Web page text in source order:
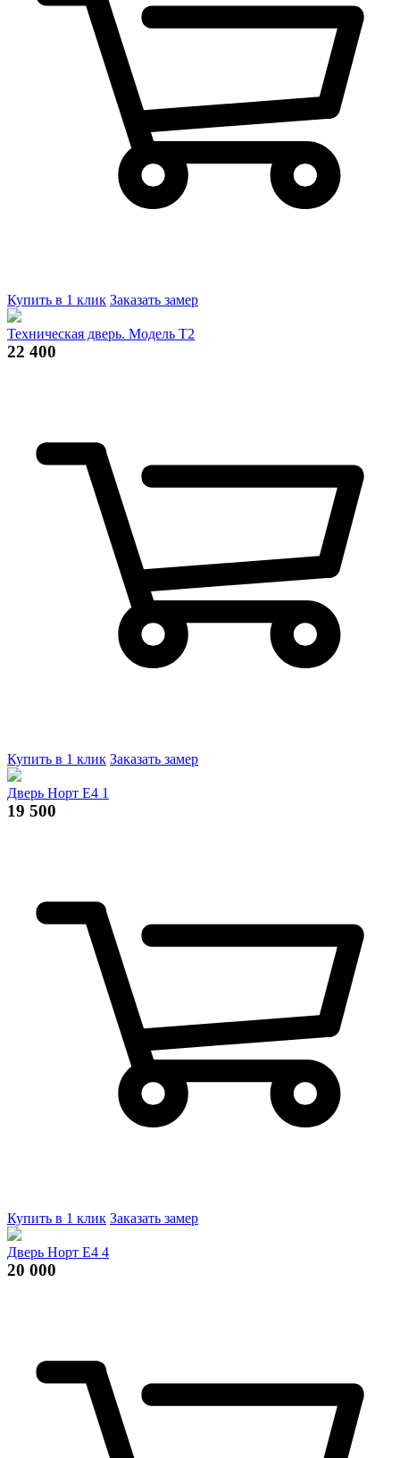
Купить в 1 клик Заказать замер
Техническая дверь. Модель Т2
22 400
Купить в 1 клик Заказать замер
Дверь Норт Е4 1
19 500
Купить в 1 клик Заказать замер
Дверь Норт Е4 4
20 000